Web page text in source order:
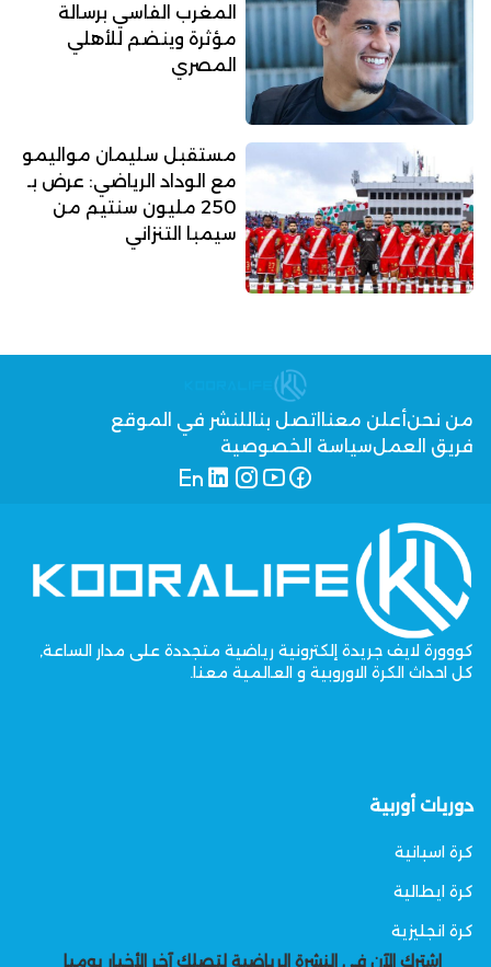
المغرب الفاسي برسالة
مؤثرة وينضم للأهلي
المصري
مستقبل سليمان مواليمو
مع الوداد الرياضي: عرض بـ
250 مليون سنتيم من
سيمبا التنزاني
من نحنأعلن معنا اتصل بنا للنشر في الموقع
فريق العملسياسة الخصوصية
كووورة لايف جريدة إلكترونية رياضية متجددة على مدار الساعة,
كل احداث الكرة الاوروبية و العالمية معنا.
دوريات أوربية
كرة اسبانية
كرة ايطالية
كرة انجليزية
اشترك الآن في النشرة الرياضية لتصلك آخر الأخبار يوميا